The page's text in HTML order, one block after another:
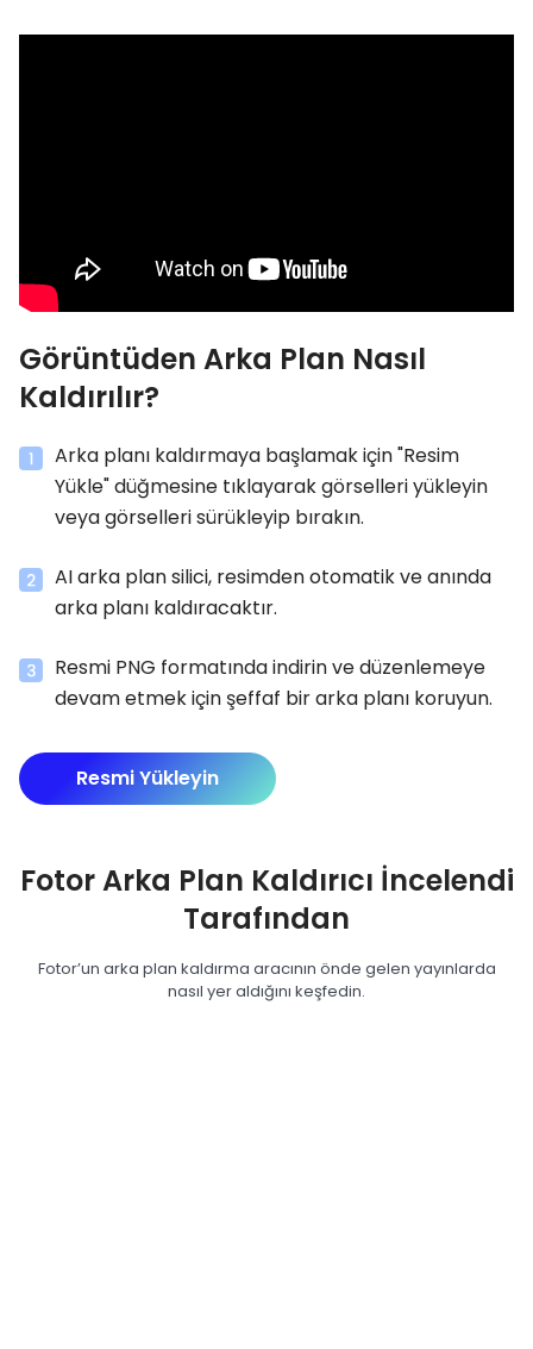
Görüntüden Arka Plan Nasıl
Kaldırılır?
Arka planı kaldırmaya başlamak için "Resim
Yükle" düğmesine tıklayarak görselleri yükleyin
veya görselleri sürükleyip bırakın.
AI arka plan silici, resimden otomatik ve anında
arka planı kaldıracaktır.
Resmi PNG formatında indirin ve düzenlemeye
devam etmek için şeffaf bir arka planı koruyun.
Resmi Yükleyin
Fotor Arka Plan Kaldırıcı İncelendi
Tarafından
Fotor’un arka plan kaldırma aracının önde gelen yayınlarda
nasıl yer aldığını keşfedin.